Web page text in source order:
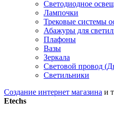
Светодиодное
Лампочки
Трековые системы
Абажуры для
Плафоны
Вазы
Зеркала
Световой провод
Светильники
Создание интернет магазина и
Etechs